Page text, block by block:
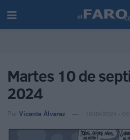
Martes 10 de
2024
Por Vicente Álvarez 10/09/2024 -